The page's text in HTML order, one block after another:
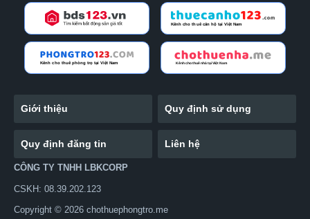
Giới thiệu Quy định sử dụng
Quy định đăng tin Liên hệ
CÔNG TY TNHH LBKCORP
CSKH: 08.39.202.123
Copyright © 2026 chothuephongtro.me